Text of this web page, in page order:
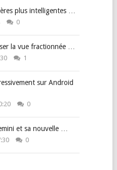
plus intelligentes …
0
la vue fractionnée …
1
sur Android
0
et sa nouvelle …
0